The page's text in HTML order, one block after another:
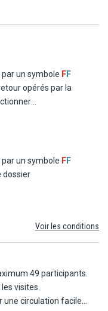
et le jour 3) sous forme
sans boissons.
du Château de
disposant d'une
découvrirez
l'ancien Palais
un symbole FF
opérés par la
les hôtels
un symbole FF
dossier
Voir les conditions
49 participants.
visites.
une circulation facile